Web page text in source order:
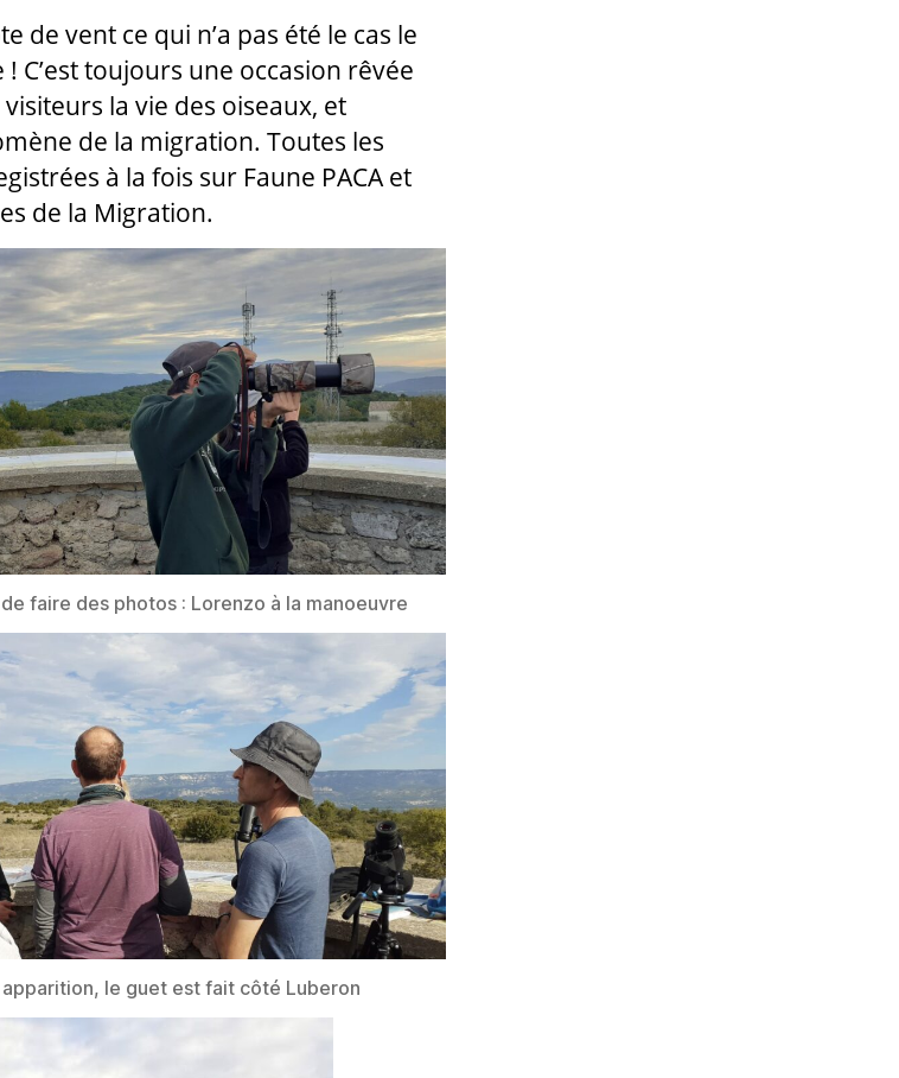
de vent ce qui n’a pas été le cas le
C’est toujours une occasion rêvée
la vie des oiseaux, et
de la migration. Toutes les
à la fois sur Faune PACA et
de la Migration.
faire des photos : Lorenzo à la manoeuvre
le guet est fait côté Luberon